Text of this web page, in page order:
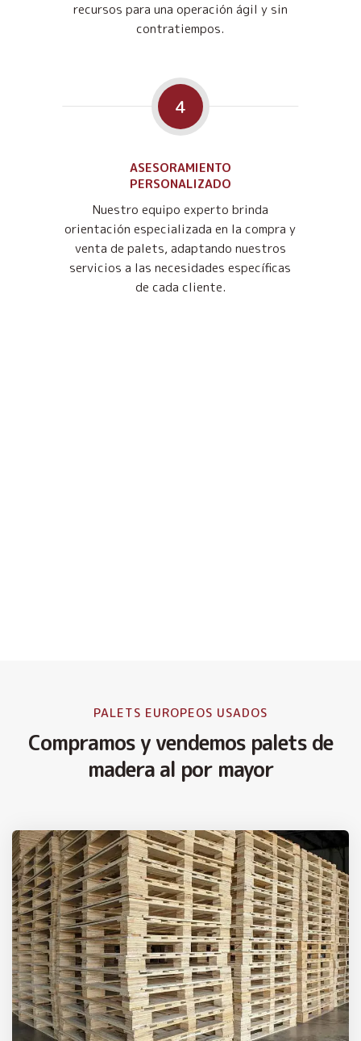
recursos para una operación ágil y sin
contratiempos.
4
ASESORAMIENTO
PERSONALIZADO
Nuestro equipo experto brinda
orientación especializada en la compra y
venta de palets, adaptando nuestros
servicios a las necesidades específicas
de cada cliente.
PALETS EUROPEOS USADOS
Compramos y vendemos palets de
madera al por mayor